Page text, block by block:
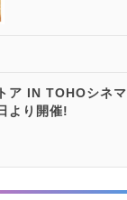
ア IN TOHOシネマ
より開催!